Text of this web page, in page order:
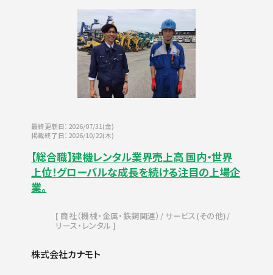
最終更新日：2026/07/31(金)
掲載終了日：2026/10/22(木)
【総合職】建機レンタル業界売上高 国内・世界
上位！グローバルな成長を続ける注目の上場企
業。
商社（機械・金属・鉄鋼関連）
サービス(その他)
リース・レンタル
株式会社カナモト